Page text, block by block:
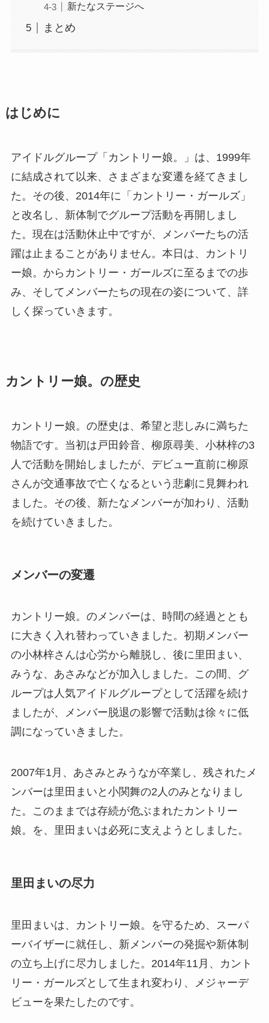
新たなステージへ
まとめ
はじめに
アイドルグループ「カントリー娘。」は、1999年
に結成されて以来、さまざまな変遷を経てきまし
た。その後、2014年に「カントリー・ガールズ」
と改名し、新体制でグループ活動を再開しまし
た。現在は活動休止中ですが、メンバーたちの活
躍は止まることがありません。本日は、カントリ
ー娘。からカントリー・ガールズに至るまでの歩
み、そしてメンバーたちの現在の姿について、詳
しく探っていきます。
カントリー娘。の歴史
カントリー娘。の歴史は、希望と悲しみに満ちた
物語です。当初は戸田鈴音、柳原尋美、小林梓の3
人で活動を開始しましたが、デビュー直前に柳原
さんが交通事故で亡くなるという悲劇に見舞われ
ました。その後、新たなメンバーが加わり、活動
を続けていきました。
メンバーの変遷
カントリー娘。のメンバーは、時間の経過ととも
に大きく入れ替わっていきました。初期メンバー
の小林梓さんは心労から離脱し、後に里田まい、
みうな、あさみなどが加入しました。この間、グ
ループは人気アイドルグループとして活躍を続け
ましたが、メンバー脱退の影響で活動は徐々に低
調になっていきました。
2007年1月、あさみとみうなが卒業し、残されたメ
ンバーは里田まいと小関舞の2人のみとなりまし
た。このままでは存続が危ぶまれたカントリー
娘。を、里田まいは必死に支えようとしました。
里田まいの尽力
里田まいは、カントリー娘。を守るため、スーパ
ーバイザーに就任し、新メンバーの発掘や新体制
の立ち上げに尽力しました。2014年11月、カント
リー・ガールズとして生まれ変わり、メジャーデ
ビューを果たしたのです。